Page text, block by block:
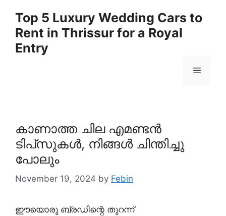
content
Top 5 Luxury Wedding Cars to
Rent in Thrissur for a Royal
Entry
Menu
കാണാത്ത ചില എമണ്ടൻ
ടിപ്‌സുകൾ, നിങ്ങൾ ചിന്തിച്ചു
പോലും
November 19, 2024 by Febin
ഈയൊരു ബ്രഡിന്റെ തുറന്ന്